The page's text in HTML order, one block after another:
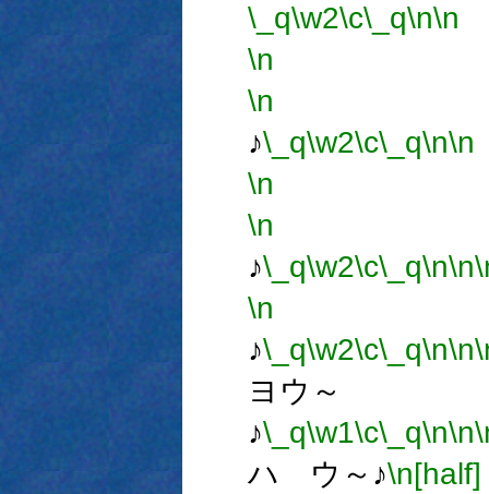
\_q\w2\c\_q\n\n
\n
\n
♪\_q\w2\c\_q\n\n
\n
\n
♪\_q\w2\c\_q\n\n
\n
♪\_q\w2\c\_q\n\n
ヨウ～
♪\_q\w1\c\_q\n\n
ハ ウ～♪\n[half]